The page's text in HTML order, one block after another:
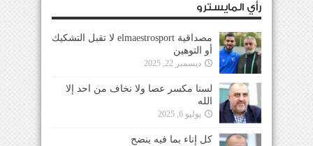
رأي المايسترو
مصداقية elmaestrosport لا تقبل التشكيك
أو التوهين
ديسمبر 22, 2025
لسنا مكسر عصا ولا نخاف من احد إلا
الله
يوليو 6, 2025
كل إناء بما فيه ينضح